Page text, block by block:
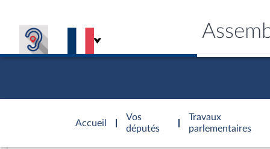
Accueil
d'accueil
Vos
députés
Travaux
parlementaires